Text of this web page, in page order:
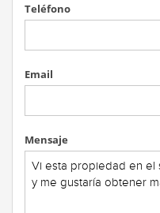
Teléfono
Email
Mensaje